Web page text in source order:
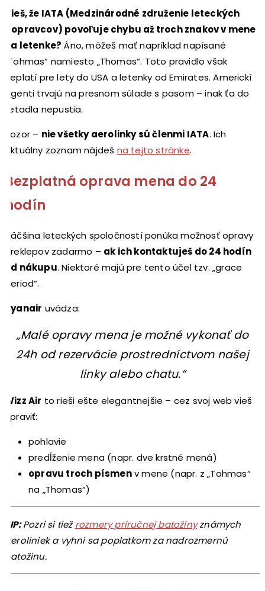
Vieš, že IATA (Medzinárodné združenie leteckých
dopravcov) povoľuje chybu až troch znakov v mene
na letenke? Áno, môžeš mať napríklad napísané
„Tohmas“ namiesto „Thomas“. Toto pravidlo však
neplatí pre lety do USA a letenky od Emirates. Americkí
agenti trvajú na presnom súlade s pasom – inak ťa do
lietadla nepustia.
Pozor – nie všetky aerolinky sú členmi IATA. Ich
aktuálny zoznam nájdeš na tejto stránke.
Bezplatná oprava mena do 24
hodín
Väčšina leteckých spoločností ponúka možnosť opravy
preklepov zadarmo – ak ich kontaktuješ do 24 hodín
od nákupu. Niektoré majú pre tento účel tzv. „grace
period“.
Ryanair uvádza:
„Malé opravy mena je možné vykonať do
24h od rezervácie prostredníctvom našej
linky alebo chatu.“
Wizz Air to rieši ešte elegantnejšie – cez svoj web vieš
upraviť:
pohlavie
predĺženie mena (napr. dve krstné mená)
opravu troch písmenv mene (napr. z „Tohmas“
na „Thomas“)
TIP:Pozri si tiežrozmery príručnej batožinyznámych
aeroliniek a vyhni sa poplatkom za nadrozmernú
batožinu.